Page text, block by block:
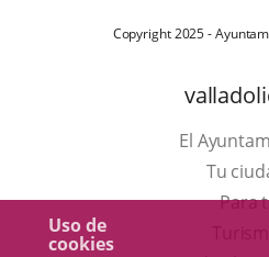
Uso de
cookies
Copyright 2025 -
El
Tu
Para